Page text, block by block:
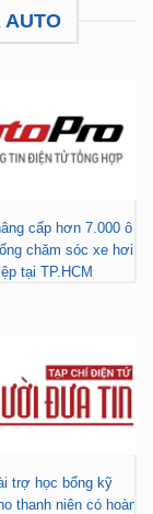
AUTO
cấp hơn 7.000 ô
chăm sóc xe hơi
tại TP.HCM
trợ học bổng kỹ
thanh niên có hoàn